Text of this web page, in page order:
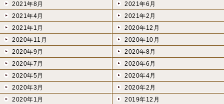
2021年8月
2021年6月
2021年4月
2021年2月
2021年1月
2020年12月
2020年11月
2020年10月
2020年9月
2020年8月
2020年7月
2020年6月
2020年5月
2020年4月
2020年3月
2020年2月
2020年1月
2019年12月